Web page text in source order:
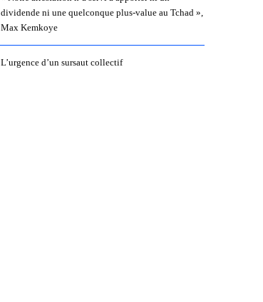
dividende ni une quelconque plus-value au Tchad »,
Max Kemkoye
L’urgence d’un sursaut collectif